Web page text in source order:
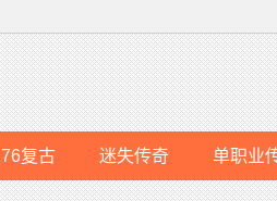
复古 迷失传奇 单职业